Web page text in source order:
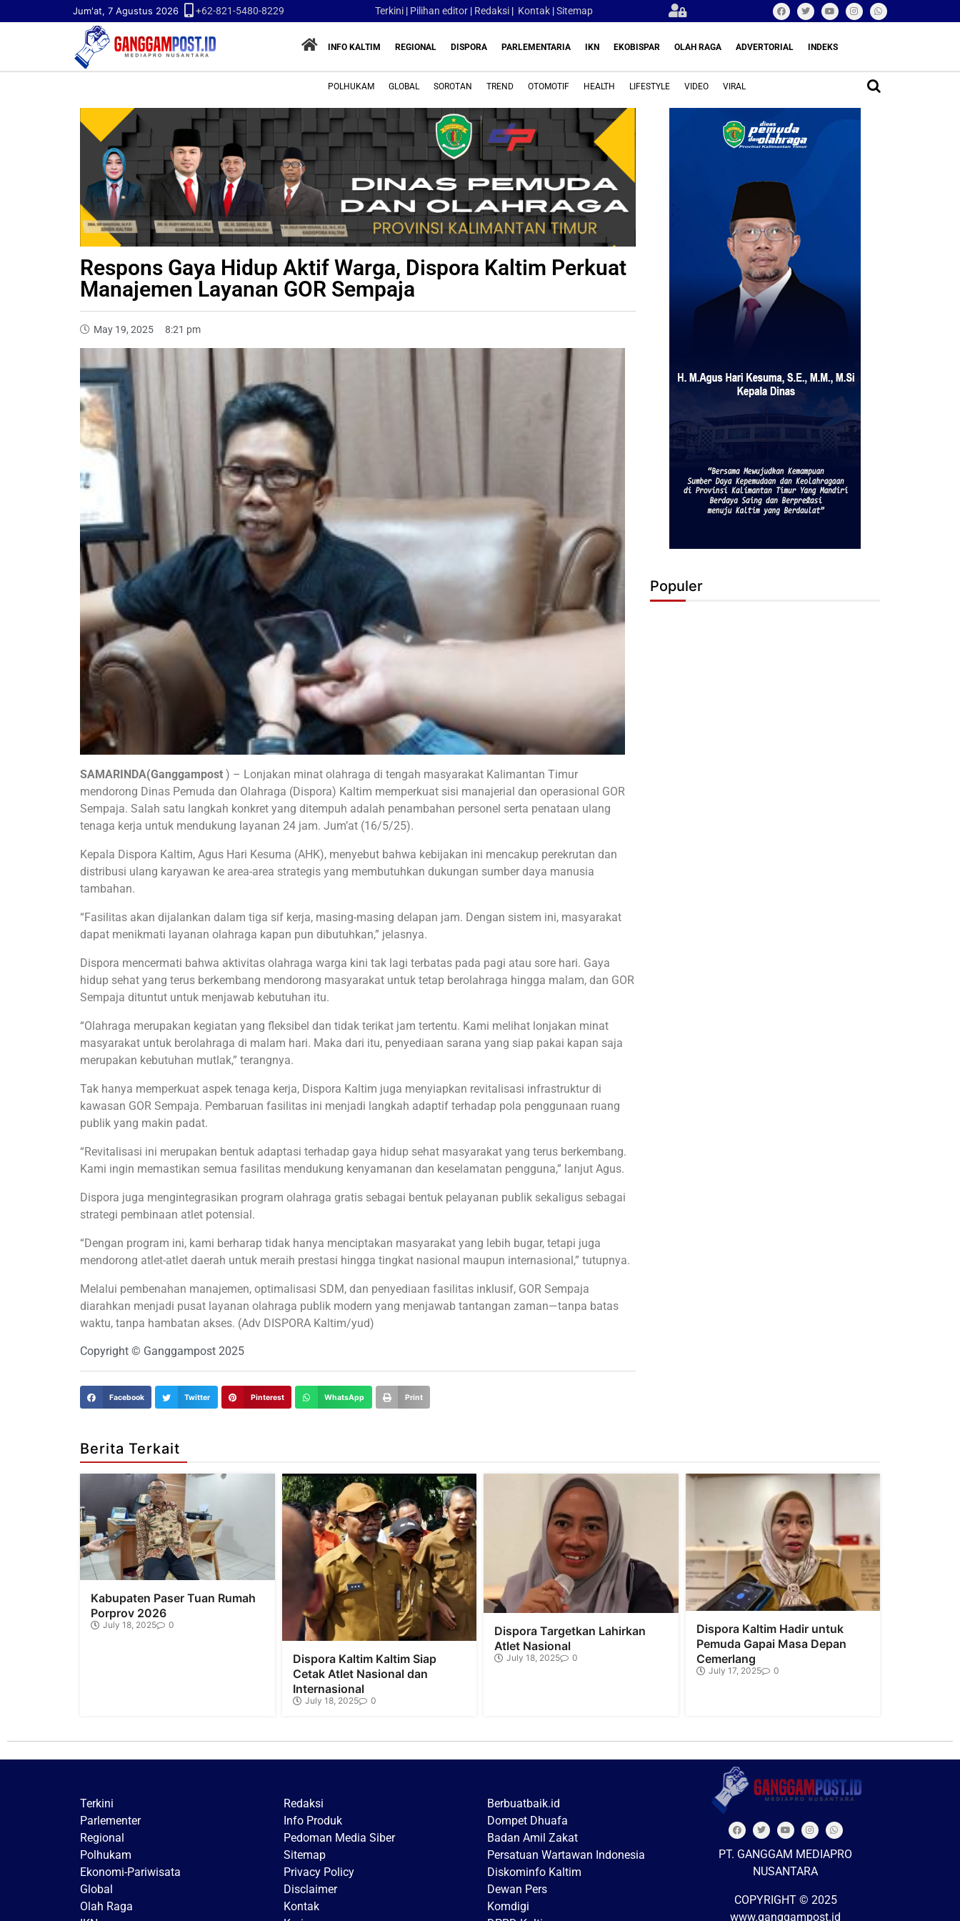
Jum'at, 7 Agustus 2026 +62-821-5480-8229 Terkini| Pilihan editor| Redaksi| Kontak|Sitemap
INFO KALTIM REGIONAL DISPORA PARLEMENTARIA IKN EKOBISPAR OLAH RAGA ADVERTORIAL INDEKS
POLHUKAM GLOBAL SOROTAN TREND OTOMOTIF HEALTH LIFESTYLE VIDEO VIRAL
Respons Gaya Hidup Aktif Warga, Dispora Kaltim Perkuat
Manajemen Layanan GOR Sempaja
May 19, 2025 8:21 pm
SAMARINDA(Ganggampost ) – Lonjakan minat olahraga di tengah masyarakat Kalimantan Timur
mendorong Dinas Pemuda dan Olahraga (Dispora) Kaltim memperkuat sisi manajerial dan operasional GOR
Sempaja. Salah satu langkah konkret yang ditempuh adalah penambahan personel serta penataan ulang
tenaga kerja untuk mendukung layanan 24 jam. Jum’at (16/5/25).
Kepala Dispora Kaltim, Agus Hari Kesuma (AHK), menyebut bahwa kebijakan ini mencakup perekrutan dan
distribusi ulang karyawan ke area-area strategis yang membutuhkan dukungan sumber daya manusia
tambahan.
“Fasilitas akan dijalankan dalam tiga sif kerja, masing-masing delapan jam. Dengan sistem ini, masyarakat
dapat menikmati layanan olahraga kapan pun dibutuhkan,” jelasnya.
Dispora mencermati bahwa aktivitas olahraga warga kini tak lagi terbatas pada pagi atau sore hari. Gaya
hidup sehat yang terus berkembang mendorong masyarakat untuk tetap berolahraga hingga malam, dan GOR
Sempaja dituntut untuk menjawab kebutuhan itu.
“Olahraga merupakan kegiatan yang fleksibel dan tidak terikat jam tertentu. Kami melihat lonjakan minat
masyarakat untuk berolahraga di malam hari. Maka dari itu, penyediaan sarana yang siap pakai kapan saja
merupakan kebutuhan mutlak,” terangnya.
Tak hanya memperkuat aspek tenaga kerja, Dispora Kaltim juga menyiapkan revitalisasi infrastruktur di
kawasan GOR Sempaja. Pembaruan fasilitas ini menjadi langkah adaptif terhadap pola penggunaan ruang
publik yang makin padat.
“Revitalisasi ini merupakan bentuk adaptasi terhadap gaya hidup sehat masyarakat yang terus berkembang.
Kami ingin memastikan semua fasilitas mendukung kenyamanan dan keselamatan pengguna,” lanjut Agus.
Dispora juga mengintegrasikan program olahraga gratis sebagai bentuk pelayanan publik sekaligus sebagai
strategi pembinaan atlet potensial.
“Dengan program ini, kami berharap tidak hanya menciptakan masyarakat yang lebih bugar, tetapi juga
mendorong atlet-atlet daerah untuk meraih prestasi hingga tingkat nasional maupun internasional,” tutupnya.
Melalui pembenahan manajemen, optimalisasi SDM, dan penyediaan fasilitas inklusif, GOR Sempaja
diarahkan menjadi pusat layanan olahraga publik modern yang menjawab tantangan zaman—tanpa batas
waktu, tanpa hambatan akses. (Adv DISPORA Kaltim/yud)
Copyright © Ganggampost 2025
Populer
Facebook Twitter Pinterest WhatsApp Print
Berita Terkait
Kabupaten Paser Tuan Rumah
Porprov 2026
July 18, 2025 0
Dispora Kaltim Kaltim Siap
Cetak Atlet Nasional dan
Internasional
July 18, 2025 0
Dispora Targetkan Lahirkan
Atlet Nasional
July 18, 2025 0
Dispora Kaltim Hadir untuk
Pemuda Gapai Masa Depan
Cemerlang
July 17, 2025 0
Terkini
Parlementer
Regional
Polhukam
Ekonomi-Pariwisata
Global
Olah Raga
Redaksi
Info Produk
Pedoman Media Siber
Sitemap
Privacy Policy
Disclaimer
Kontak
Berbuatbaik.id
Dompet Dhuafa
Badan Amil Zakat
Persatuan Wartawan Indonesia
Diskominfo Kaltim
Dewan Pers
Komdigi
PT. GANGGAM MEDIAPRO
NUSANTARA
COPYRIGHT © 2025
www.ganggampost.id